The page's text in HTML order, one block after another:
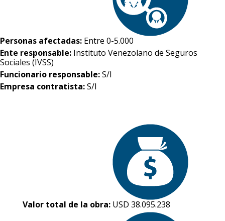
Personas afectadas: Entre 0-5.000
Ente responsable: Instituto Venezolano de Seguros
Sociales (IVSS)
Funcionario responsable:S/I
Empresa contratista:S/I
Valor total de la obra: USD 38.095.238